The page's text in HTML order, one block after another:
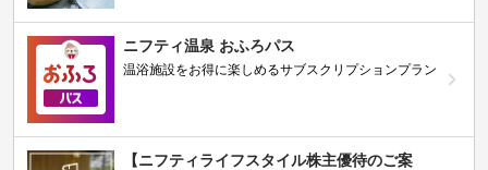
ニフティ温泉 おふろパス
温浴施設をお得に楽しめるサブスクリプションプラン
【ニフティライフスタイル株主優待のご案